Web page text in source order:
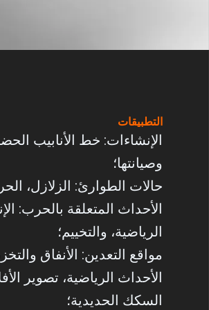
التطبيقات
الإنشاءات: خط الأنابيب
وصيانتها؛
حالات الطوارئ: الزلازل،
الأحداث المتعلقة بالحرب:
الرياضية، والتخييم؛
مواقع التعدين: الأنفاق
الأحداث الرياضية، تصوير
السكك الحديدية؛